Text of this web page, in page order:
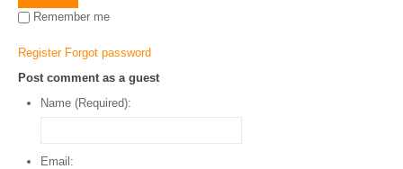
Remember me
Register Forgot password
Post comment as a guest
Name (Required):
Email: